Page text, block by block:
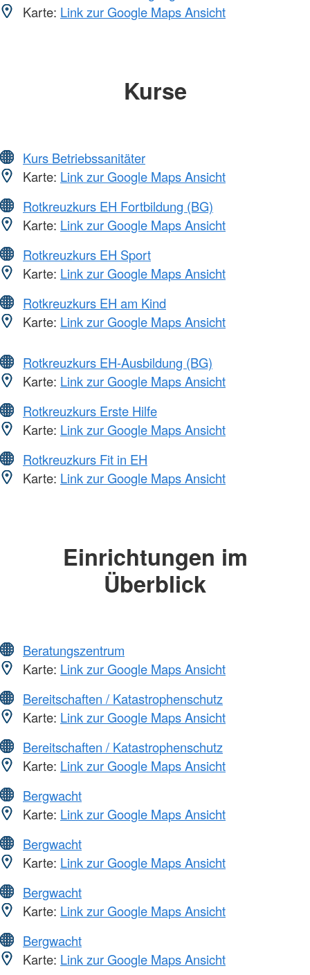
Karte: Link zur Google Maps Ansicht
Kurse
Kurs Betriebssanitäter
Karte: Link zur Google Maps Ansicht
Rotkreuzkurs EH Fortbildung (BG)
Karte: Link zur Google Maps Ansicht
Rotkreuzkurs EH Sport
Karte: Link zur Google Maps Ansicht
Rotkreuzkurs EH am Kind
Karte: Link zur Google Maps Ansicht
Rotkreuzkurs EH-Ausbildung (BG)
Karte: Link zur Google Maps Ansicht
Rotkreuzkurs Erste Hilfe
Karte: Link zur Google Maps Ansicht
Rotkreuzkurs Fit in EH
Karte: Link zur Google Maps Ansicht
Einrichtungen im
Überblick
Beratungszentrum
Karte: Link zur Google Maps Ansicht
Bereitschaften / Katastrophenschutz
Karte: Link zur Google Maps Ansicht
Bereitschaften / Katastrophenschutz
Karte: Link zur Google Maps Ansicht
Bergwacht
Karte: Link zur Google Maps Ansicht
Bergwacht
Karte: Link zur Google Maps Ansicht
Bergwacht
Karte: Link zur Google Maps Ansicht
Bergwacht
Karte: Link zur Google Maps Ansicht